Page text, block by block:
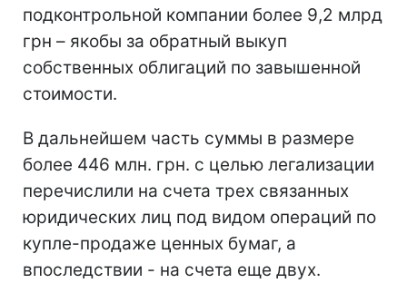
подконтрольной компании более 9,2 млрд
грн – якобы за обратный выкуп
собственных облигаций по завышенной
стоимости.
В дальнейшем часть суммы в размере
более 446 млн. грн. с целью легализации
перечислили на счета трех связанных
юридических лиц под видом операций по
купле-продаже ценных бумаг, а
впоследствии - на счета еще двух.